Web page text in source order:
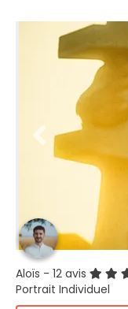
Aloïs - 12 avis
Portrait Individuel